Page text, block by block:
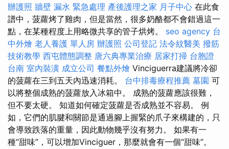
辦護照 牆壁 漏水 緊急處理 產後護理之家 月子中心 在此食
譜中，菠蘿烤了雞肉，但是當然，很多奶酪都不會錯過這一
點，在某種程度上用略微共享的管子烘烤。 seo agency 台
中外燴 老人養護 單人房 辦護照 公司登記 法令紋醫美 撥筋
技術教學 西屯體態調整 唐六典專業治療 居家打掃 台胞證
台南 室內裝潢 成立公司 餐點外燴 Vinciguerra建議將冷卻
的菠蘿在三到五天內迅速消耗。 台中排毒療程推薦 墓園 可
以將整個成熟的菠蘿放入冰箱中。 成熟的菠蘿應該很難，
但不要太硬。 知道如何確定菠蘿是否成熟並不容易。 例
如，它們的肌腱和關節是通過腳上握緊的爪子來構建的，只
會導致跌落的重量，因此動物幾乎沒有努力。 如果有一
種“甜味”，可以增加Vinciguer，那麼就會有一個“甜味”。